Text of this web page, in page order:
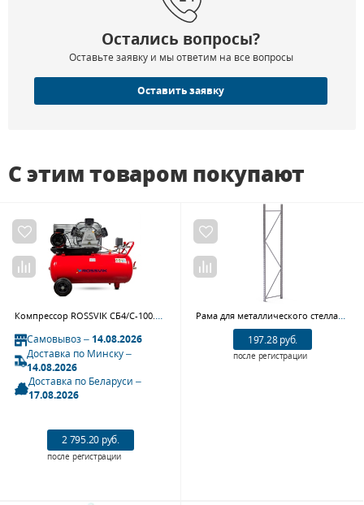
Остались вопросы?
Оставьте заявку и мы ответим на все вопросы
Оставить заявку
С этим товаром покупают
Компрессор ROSSVIK СБ4/С-100.LB40 (580 л/мин, 10 бар, ресивер 100 л, 380В/3 кВт, RAL3001)
Самовывоз –14.08.2026
Доставка по Минску –
14.08.2026
Доставка по Беларуси –
17.08.2026
2 795.20 руб.
после регистрации
Рама для металлического стеллажа SGR-Zn 3000x1000
197.28 руб.
после регистрации